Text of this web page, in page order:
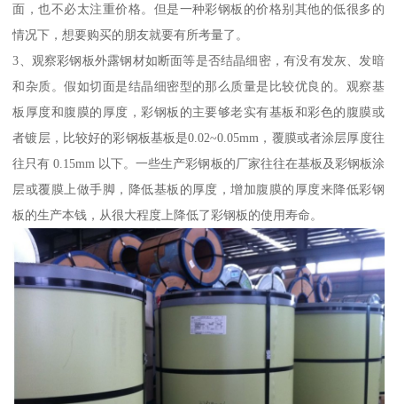
面，也不必太注重价格。但是一种彩钢板的价格别其他的低很多的
情况下，想要购买的朋友就要有所考量了。
3、观察彩钢板外露钢材如断面等是否结晶细密，有没有发灰、发暗
和杂质。假如切面是结晶细密型的那么质量是比较优良的。观察基
板厚度和腹膜的厚度，彩钢板的主要够老实有基板和彩色的腹膜或
者镀层，比较好的彩钢板基板是0.02~0.05mm，覆膜或者涂层厚度往
往只有 0.15mm 以下。一些生产彩钢板的厂家往往在基板及彩钢板涂
层或覆膜上做手脚，降低基板的厚度，增加腹膜的厚度来降低彩钢
板的生产本钱，从很大程度上降低了彩钢板的使用寿命。